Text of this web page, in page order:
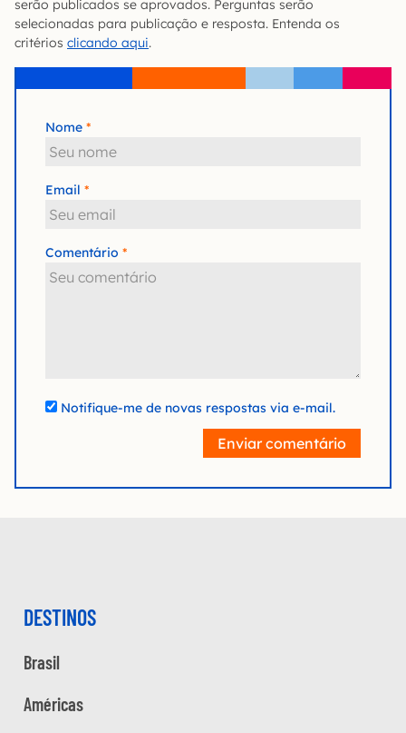
serão publicados se aprovados. Perguntas serão
selecionadas para publicação e resposta. Entenda os
critérios clicando aqui.
Nome
Email
Comentário
Notifique-me de novas respostas via e-mail.
Enviar comentário
DESTINOS
Brasil
Américas